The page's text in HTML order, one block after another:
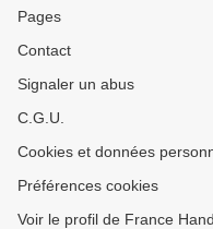
bijoux femme, enfants,
Pages
Contact
Signaler un abus
C.G.U.
Cookies et données
Préférences cookies
Voir le profil de France